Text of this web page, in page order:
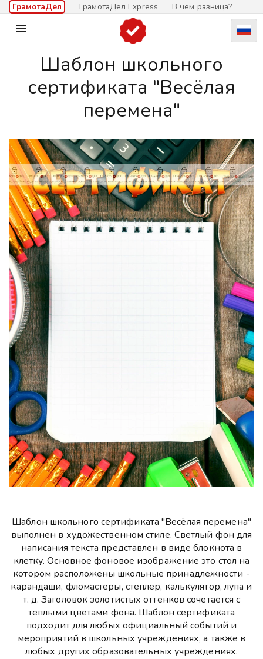
ГрамотаДел ГрамотаДел Express В чём разница?

Шаблон школьного
сертификата "Весёлая
перемена"
Шаблон школьного сертификата "Весёлая перемена"
выполнен в художественном стиле. Светлый фон для
написания текста представлен в виде блокнота в
клетку. Основное фоновое изображение это стол на
котором расположены школьные принадлежности -
карандаши, фломастеры, степлер, калькулятор, лупа и
т. д. Заголовок золотистых оттенков сочетается с
теплыми цветами фона. Шаблон сертификата
подходит для любых официальный событий и
мероприятий в школьных учреждениях, а также в
любых других образовательных учреждениях.